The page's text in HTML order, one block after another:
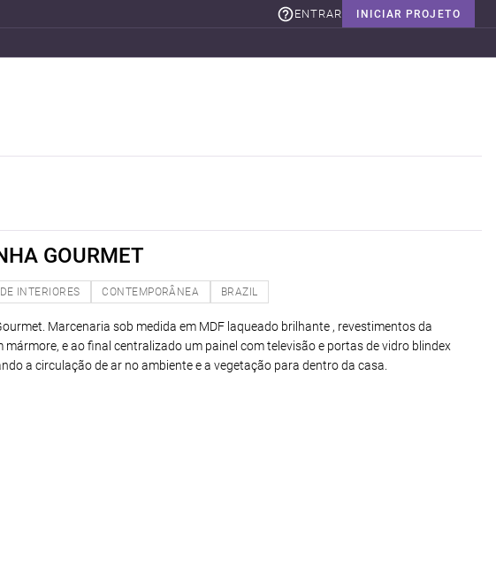
INICIAR PROJETO
ENTRAR
GOURMET
INTERIORES CONTEMPORÂNEA BRAZIL
Marcenaria sob medida em MDF laqueado brilhante , revestimentos da
mármore, e ao final centralizado um painel com televisão e portas de vidro blindex
a circulação de ar no ambiente e a vegetação para dentro da casa.